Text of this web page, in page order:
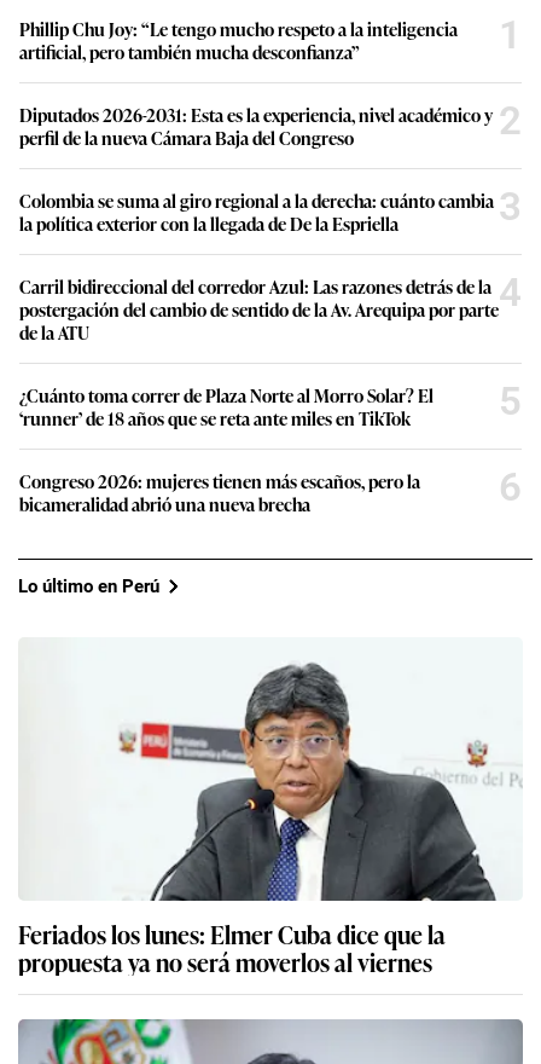
t
e
s
,
7
s
o
n
s
Phillip Chu Joy: “Le tengo mucho respeto a la inteligencia
artificial, pero también mucha desconfianza”
1
Diputados 2026-2031: Esta es la experiencia, nivel académico y
perfil de la nueva Cámara Baja del Congreso
2
Colombia se suma al giro regional a la derecha: cuánto cambia
la política exterior con la llegada de De la Espriella
3
Carril bidireccional del corredor Azul: Las razones detrás de la
postergación del cambio de sentido de la Av. Arequipa por parte
de la ATU
4
¿Cuánto toma correr de Plaza Norte al Morro Solar? El
‘runner’ de 18 años que se reta ante miles en TikTok
5
Congreso 2026: mujeres tienen más escaños, pero la
bicameralidad abrió una nueva brecha
6
Lo último en Perú
Feriados los lunes: Elmer Cuba dice que la
propuesta ya no será moverlos al viernes